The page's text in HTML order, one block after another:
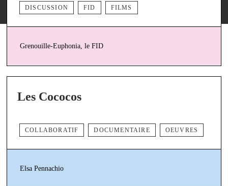
DISCUSSION FID FILMS
Grenouille-Euphonia, le FID
Les Cococos
COLLABORATIF DOCUMENTAIRE OEUVRES
Elsa Pennachio